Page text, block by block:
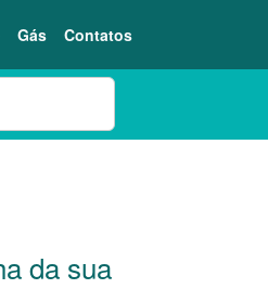
Gás Contatos
da sua